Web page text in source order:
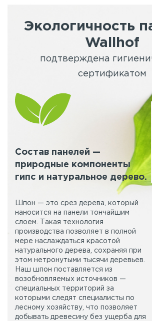
Экологичность
Wallhof
подтверждена
сертификатом
Состав панелей —
природные компоненты
гипс и натуральное дерево.
Шпон — это срез дерева, который
наносится на панели тончайшим
слоем. Такая технология
производства позволяет в полной
мере наслаждаться красотой
натурального дерева, сохраняя при
этом нетронутыми тысячи деревьев.
Наш шпон поставляется из
возобновляемых источников —
специальных территорий за
которыми следят специалисты по
лесному хозяйству, что позволяет
добывать древесину без ущерба для